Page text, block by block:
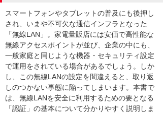
スマートフォンやタブレットの普及にも後押し
され、いまや不可欠な通信インフラとなった
「無線LAN」。家電量販店には安価で高性能な
無線アクセスポイントが並び、企業の中にも、
一般家庭と同じような機器・セキュリティ設定
で運用をされている場合があるでしょう。しか
し、この無線LANの設定を間違えると、取り返
しのつかない事態に陥ってしまいます。本書で
は、無線LANを安全に利用するための要となる
「認証」の基本について分かりやすく説明しま